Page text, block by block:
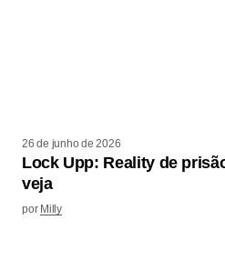
26 de junho de 2026
Lock Upp: Reality de
veja
por Milly